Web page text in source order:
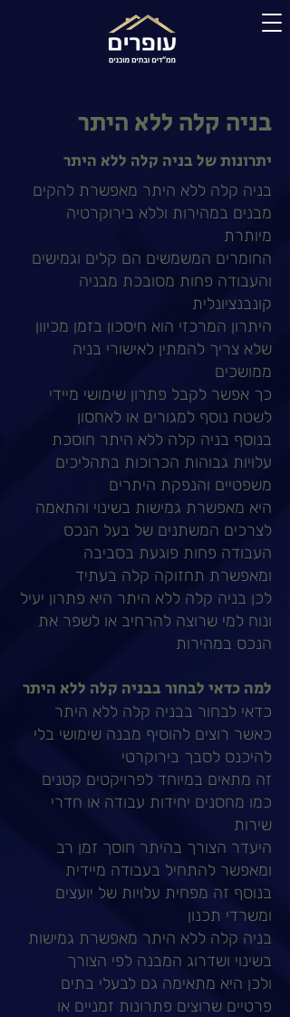
בניה קלה ללא היתר
יתרונות של בניה קלה ללא היתר
בניה קלה ללא היתר מאפשרת להקים
מבנים במהירות וללא בירוקרטיה
מיותרת
החומרים המשמשים הם קלים וגמישים
והעבודה פחות מסובכת מבניה
קונבנציונלית
היתרון המרכזי הוא חיסכון בזמן מכיוון
שלא צריך להמתין לאישורי בניה
ממושכים
כך אפשר לקבל פתרון שימושי מיידי
לשטח נוסף למגורים או לאחסון
בנוסף בניה קלה ללא היתר חוסכת
עלויות גבוהות הכרוכות בתהליכים
משפטיים והנפקת היתרים
היא מאפשרת גמישות בשינוי והתאמה
לצרכים המשתנים של בעל הנכס
העבודה פחות פוגעת בסביבה
ומאפשרת תחזוקה קלה בעתיד
לכן בניה קלה ללא היתר היא פתרון יעיל
ונוח למי שרוצה להרחיב או לשפר את
הנכס במהירות
למה כדאי לבחור בבניה קלה ללא היתר
כדאי לבחור בבניה קלה ללא היתר
כאשר רוצים להוסיף מבנה שימושי בלי
להיכנס לסבך בירוקרטי
זה מתאים במיוחד לפרויקטים קטנים
כמו מחסנים יחידות עבודה או חדרי
שירות
היעדר הצורך בהיתר חוסך זמן רב
ומאפשר להתחיל בעבודה מיידית
בנוסף זה מפחית עלויות של יועצים
ומשרדי תכנון
בניה קלה ללא היתר מאפשרת גמישות
בשינוי ושדרוג המבנה לפי הצורך
ולכן היא מתאימה גם לבעלי בתים
פרטיים שרוצים פתרונות זמניים או